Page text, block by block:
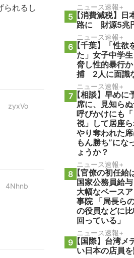
られるし
zyxVo
4Nhnb
ニュース速報+
5【消費減税】日
路に 財源5兆
ニュース速報+
6【千葉】「性欲
た」女子中学
脅し性的暴行
捕 2人に面識
ニュース速報+
7【相談】早めに
席に、見知ら
呼びかけにも
視」して居座
やり奪われた
もん勝ち”にな
ょうか？
ニュース速報+
8【官僚の初任給
国家公務員給
大幅なベース
事院 「局長ら
の役員などに
回っている」
ニュース速報+
9【国際】台湾メ
い日本の店員を